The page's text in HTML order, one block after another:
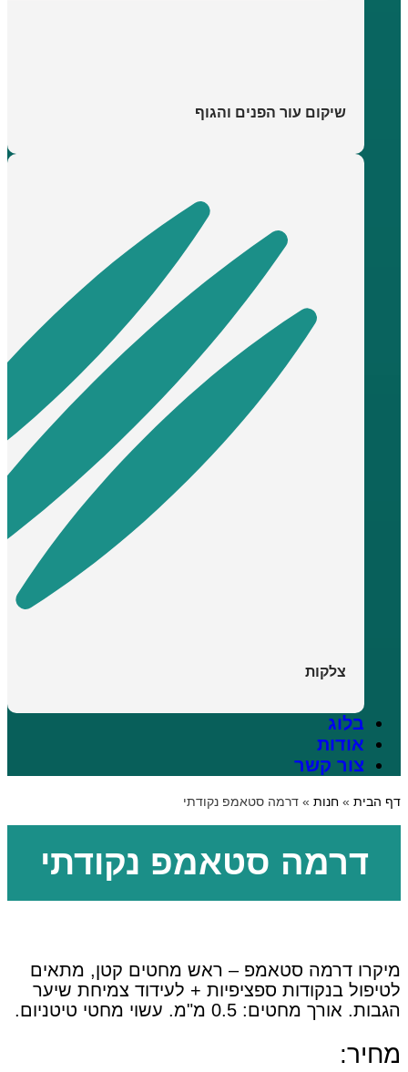
שיקום עור הפנים והגוף
צלקות
בלוג
אודות
צור קשר
דף הבית » חנות » דרמה סטאמפ נקודתי
דרמה סטאמפ נקודתי
מיקרו דרמה סטאמפ – ראש מחטים קטן, מתאים
לטיפול בנקודות ספציפיות + לעידוד צמיחת שיער
הגבות. אורך מחטים: 0.5 מ"מ. עשוי מחטי טיטניום.
מחיר: